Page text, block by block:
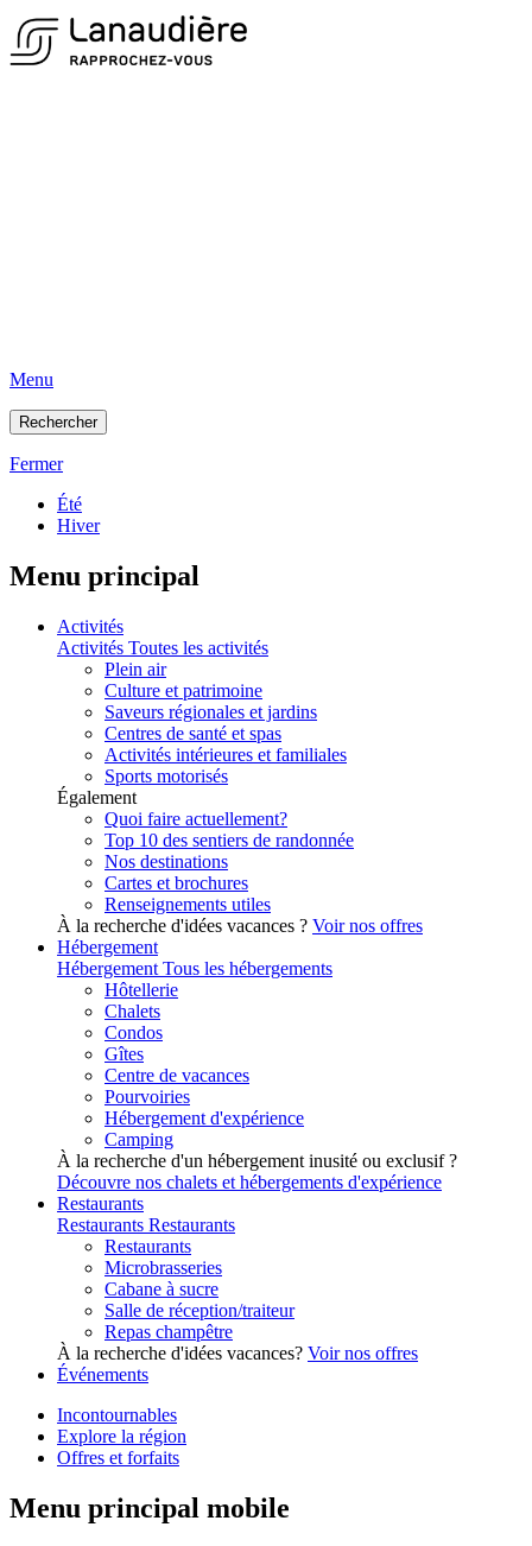
Menu
Rechercher
Fermer
Été
Hiver
Menu principal
Activités
Activités Toutes les activités
Plein air
Culture et patrimoine
Saveurs régionales et jardins
Centres de santé et spas
Activités intérieures et familiales
Sports motorisés
Également
Quoi faire actuellement?
Top 10 des sentiers de randonnée
Nos destinations
Cartes et brochures
Renseignements utiles
À la recherche d'idées vacances ? Voir nos offres
Hébergement
Hébergement Tous les hébergements
Hôtellerie
Chalets
Condos
Gîtes
Centre de vacances
Pourvoiries
Hébergement d'expérience
Camping
À la recherche d'un hébergement inusité ou exclusif ?
Découvre nos chalets et hébergements d'expérience
Restaurants
Restaurants Restaurants
Restaurants
Microbrasseries
Cabane à sucre
Salle de réception/traiteur
Repas champêtre
À la recherche d'idées vacances? Voir nos offres
Événements
Incontournables
Explore la région
Offres et forfaits
Menu principal mobile